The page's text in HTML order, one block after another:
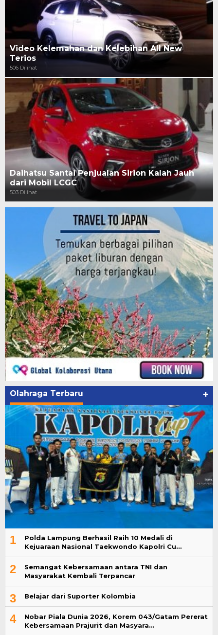
Video Kelemahan dan Kelebihan All New
Terios
506 Dilihat
Daihatsu Santai Penjualan Sirion Kalah Jauh
dari Mobil LCGC
503 Dilihat
Olahraga Terbaru +
1
Polda Lampung Berhasil Raih 10 Medali di
Kejuaraan Nasional Taekwondo Kapolri Cu…
2
Semangat Kebersamaan antara TNI dan
Masyarakat Kembali Terpancar
3 Belajar dari Suporter Kolombia
4
Nobar Piala Dunia 2026, Korem 043/Gatam Pererat
Kebersamaan Prajurit dan Masyara…